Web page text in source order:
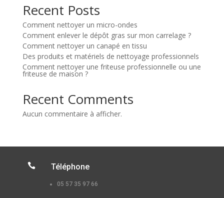
Recent Posts
Comment nettoyer un micro-ondes
Comment enlever le dépôt gras sur mon carrelage ?
Comment nettoyer un canapé en tissu
Des produits et matériels de nettoyage professionnels
Comment nettoyer une friteuse professionnelle ou une
friteuse de maison ?
Recent Comments
Aucun commentaire à afficher.
 Téléphone
05 57 35 97 66